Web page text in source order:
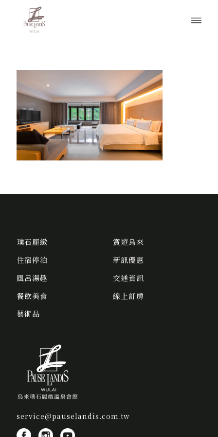
璞石麗緻
住宿停泊
風呂湯趣
餐飲美食
藝術品
賞遊烏來
新訊優惠
交通資訊
線上訂房
service@pauselandis.com.tw